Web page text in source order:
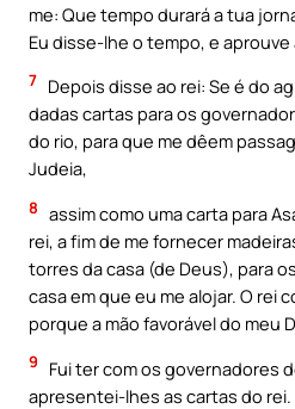
me: Que tempo durará a tua
Eu disse-lhe o tempo, e aprouve
7 Depois disse ao rei: Se é do
dadas cartas para os
do rio, para que me dêem
Judeia,
8 assim como uma carta para
rei, a fim de me fornecer
torres da casa (de Deus), para
casa em que eu me alojar. O rei
porque a mão favorável do meu
9
Fui ter com os governadores
apresentei-lhes as cartas do rei.